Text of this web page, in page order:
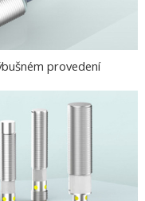
provedení